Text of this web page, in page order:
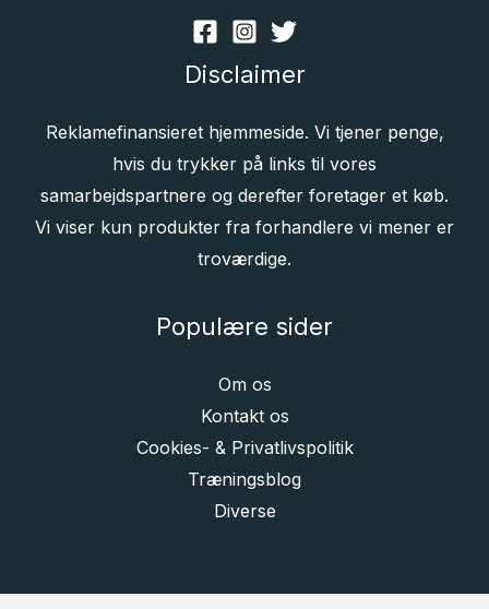
Disclaimer
Reklamefinansieret hjemmeside. Vi tjener penge,
hvis du trykker på links til vores
samarbejdspartnere og derefter foretager et køb.
Vi viser kun produkter fra forhandlere vi mener er
troværdige.
Populære sider
Om os
Kontakt os
Cookies- & Privatlivspolitik
Træningsblog
Diverse